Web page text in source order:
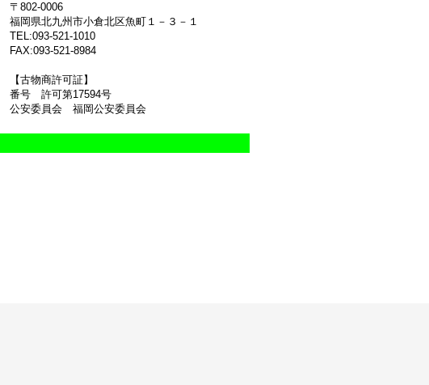
〒802-0006
福岡県北九州市小倉北区魚町１－３－１
TEL:093-521-1010
FAX:093-521-8984
【古物商許可証】
番号 許可第17594号
公安委員会 福岡公安委員会